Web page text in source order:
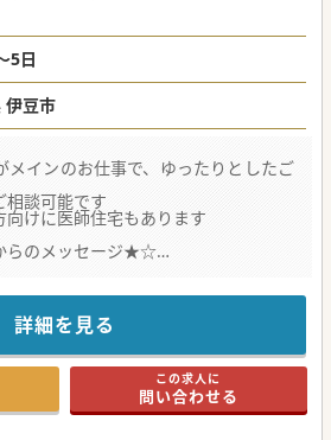
収1,800万円
収2,000万円
5日
静岡県 伊豆市
インのお仕事で、ゆったりとしたご
談可能です
けに医師住宅もあります
らのメッセージ★☆
環境で地域医療に貢献したい方におス
になるのですが、病棟管理のご経験が
いません。
詳細を見る
この求人に
問い合わせる